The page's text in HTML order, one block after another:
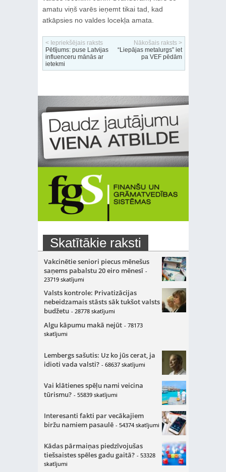
amatu viņš varēs ieņemt tikai tad, kad
atkāpsies no valdes locekļa amata.
< Iepriekšējais raksts
Pētījums: puse Latvijas
influenceru mānās ar
ietekmi
Nākošais raksts >
“Liepājas metalurgs” iet
pa VEF pēdām
Skatītākie raksti
Vakcinētie seniori piecus mēnešus
saņems pabalstu 20 eiro mēnesī -
23719 skatījumi
Valsts kontrole: Privatizācijas
nebeidzamais stāsts sāk tukšot valsts
budžetu - 28778 skatījumi
Algu kāpumu makā nejūt - 78173
skatījumi
Lembergs sašutis: Uz ko jūs cerat, ja
idioti vada valsti? - 68637 skatījumi
Vai klātienes spēļu nami veicina
tūrismu? - 55839 skatījumi
Interesanti fakti par vecākajiem
biržu namiem pasaulē - 54374 skatījumi
Kādas pārmaiņas piedzīvojušas
tiešsaistes spēles gadu gaitā? - 53328
skatījumi